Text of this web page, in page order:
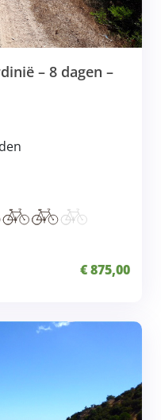
– 8 dagen –
€ 875,00